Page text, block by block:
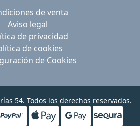
de venta
Aviso legal
de privacidad
de cookies
de Cookies
54. Todos los derechos reservados.